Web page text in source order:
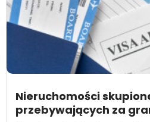
Nieruchomości
przebywających za